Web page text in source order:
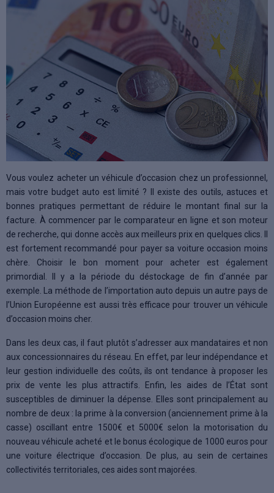
Vous voulez acheter un véhicule d’occasion chez un professionnel,
mais votre budget auto est limité ? Il existe des outils, astuces et
bonnes pratiques permettant de réduire le montant final sur la
facture. À commencer par le comparateur en ligne et son moteur
de recherche, qui donne accès aux meilleurs prix en quelques clics. Il
est fortement recommandé pour payer sa voiture occasion moins
chère. Choisir le bon moment pour acheter est également
primordial. Il y a la période du déstockage de fin d’année par
exemple. La méthode de l’importation auto depuis un autre pays de
l’Union Européenne est aussi très efficace pour trouver un véhicule
d’occasion moins cher.
Dans les deux cas, il faut plutôt s’adresser aux mandataires et non
aux concessionnaires du réseau. En effet, par leur indépendance et
leur gestion individuelle des coûts, ils ont tendance à proposer les
prix de vente les plus attractifs. Enfin, les aides de l’État sont
susceptibles de diminuer la dépense. Elles sont principalement au
nombre de deux : la prime à la conversion (anciennement prime à la
casse) oscillant entre 1500€ et 5000€ selon la motorisation du
nouveau véhicule acheté et le bonus écologique de 1000 euros pour
une voiture électrique d’occasion. De plus, au sein de certaines
collectivités territoriales, ces aides sont majorées.